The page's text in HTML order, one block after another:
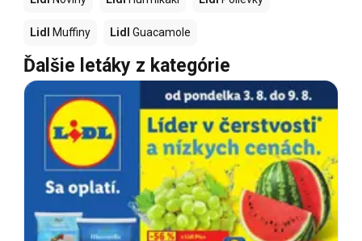
Lidl Muffiny Lidl Guacamole
Ďalšie letáky z kategórie